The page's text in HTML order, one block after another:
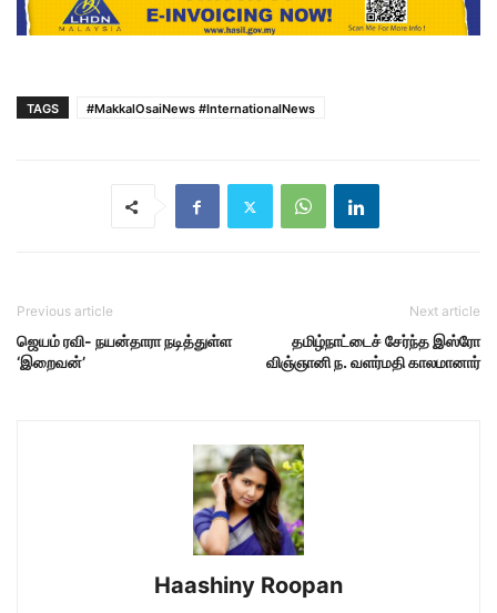
TAGS #MakkalOsaiNews #InternationalNews
Previous article
ஜெயம் ரவி- நயன்தாரா நடித்துள்ள
‘இறைவன்’
Next article
தமிழ்நாட்டைச் சேர்ந்த இஸ்ரோ
விஞ்ஞானி ந. வளர்மதி காலமானார்
Haashiny Roopan